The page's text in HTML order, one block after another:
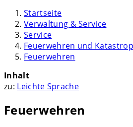
Startseite
Verwaltung & Service
Service
Feuerwehren und
Feuerwehren
Inhalt
zu: Leichte Sprache
Feuerwehren